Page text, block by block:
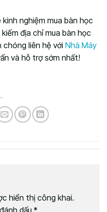
nghiệm mua bàn học
địa chỉ mua bàn học
liên hệ với Nhà Máy
và hỗ trợ sớm nhất!
hiển thị công khai.
dấu *